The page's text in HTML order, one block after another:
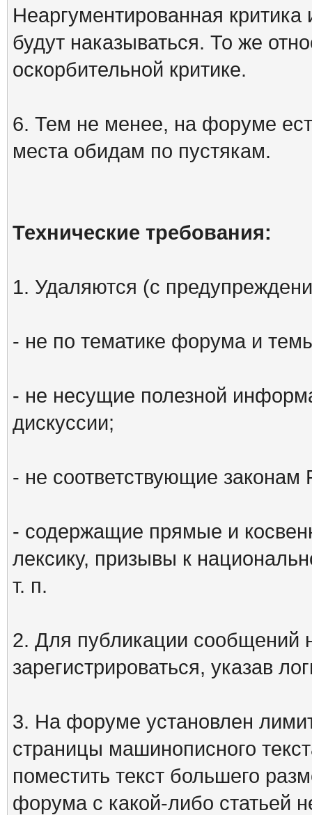
Неаргументированная
будут наказываться. То же
оскорбительной критике.
6. Тем не менее, на форуме
места обидам по пустякам.
Технические требования:
1. Удаляются (с
- не по тематике форума и
- не несущие полезной
дискуссии;
- не соответствующие законам
- содержащие прямые и
лексику, призывы к
т. п.
2. Для публикации сообщений
зарегистрироваться, указав
3. На форуме установлен
страницы машинописного
поместить текст большего
форума с какой-либо статьей